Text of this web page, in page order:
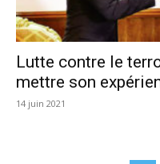
Lutte contre le
mettre son
14 juin 2021